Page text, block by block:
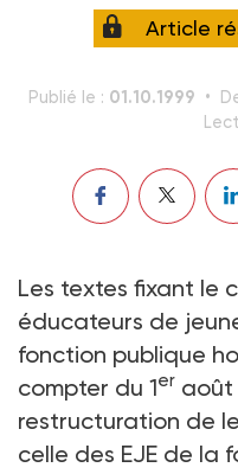
Article
Publié le : 01.10.1999
Les textes fixant le
éducateurs de
fonction publique
compter du 1er août
restructuration de
celle des EJE de la